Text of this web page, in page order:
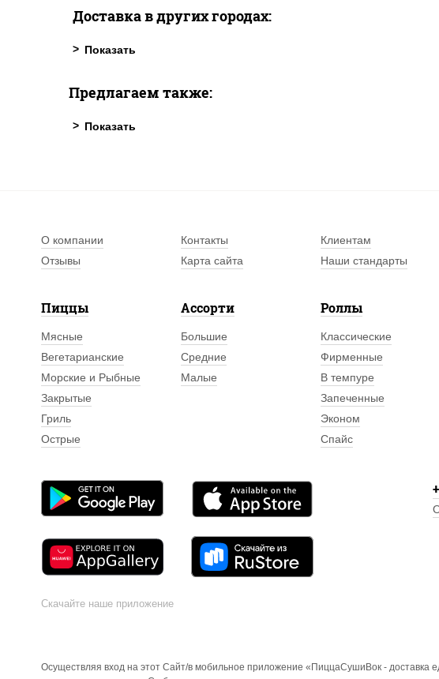
Доставка в других городах:
Предлагаем также:
О компании Контакты Клиентам
Отзывы
Карта сайта Наши стандарты
Пиццы
Мясные
Вегетарианские
Морские и Рыбные
Закрытые
Гриль
Острые
Ассорти
Большие
Средние
Малые
Роллы
Классические
Фирменные
В темпуре
Запеченные
Эконом
Спайс
Скачайте наше приложение
Осуществляя вход на этот Сайт/в мобильное приложение «ПиццаСушиВок - доставка